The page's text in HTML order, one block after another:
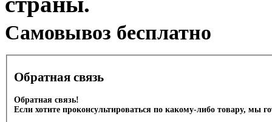
Cамовывоз бесплатно
Обратная связь
Обратная связь!
Если хотите проконсультироваться по какому-либо товару, мы